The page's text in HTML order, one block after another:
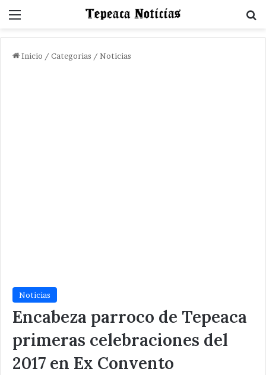
Menu
Inicio / Categorias / Noticias
Noticias
Encabeza parroco de Tepeaca
primeras celebraciones del
2017 en Ex Convento